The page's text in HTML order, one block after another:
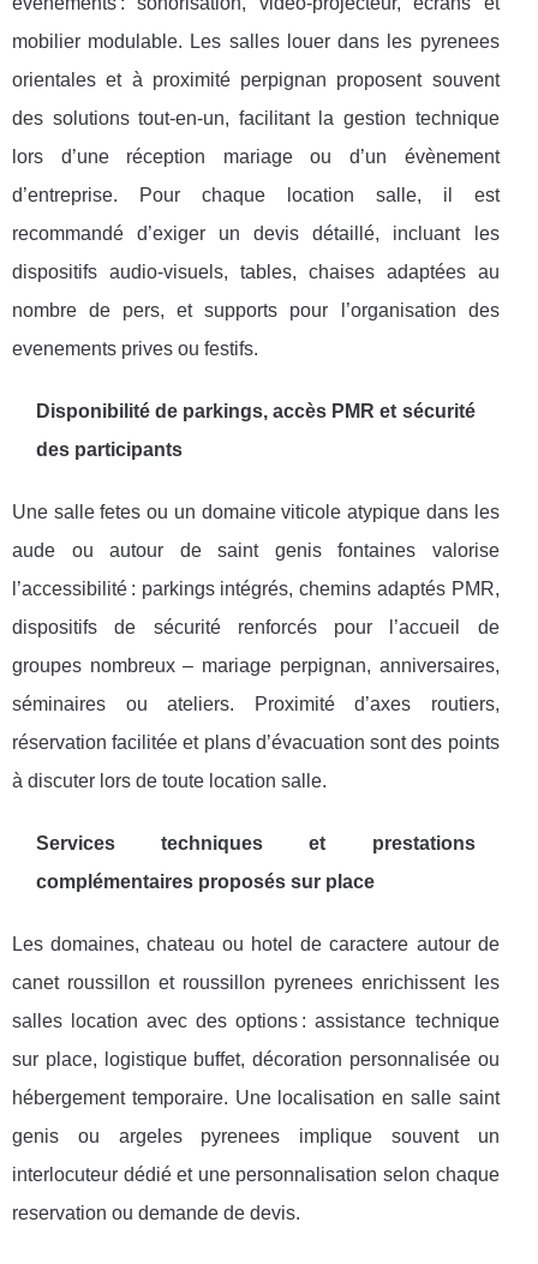
mobilier modulable. Les salles louer dans les pyrenees
orientales et à proximité perpignan proposent souvent
des solutions tout-en-un, facilitant la gestion technique
lors d’une réception mariage ou d’un évènement
d’entreprise. Pour chaque location salle, il est
recommandé d’exiger un devis détaillé, incluant les
dispositifs audio-visuels, tables, chaises adaptées au
nombre de pers, et supports pour l’organisation des
evenements prives ou festifs.
Disponibilité de parkings, accès PMR et sécurité
des participants
Une salle fetes ou un domaine viticole atypique dans les
aude ou autour de saint genis fontaines valorise
l’accessibilité : parkings intégrés, chemins adaptés PMR,
dispositifs de sécurité renforcés pour l’accueil de
groupes nombreux – mariage perpignan, anniversaires,
séminaires ou ateliers. Proximité d’axes routiers,
réservation facilitée et plans d’évacuation sont des points
à discuter lors de toute location salle.
Services techniques et prestations
complémentaires proposés sur place
Les domaines, chateau ou hotel de caractere autour de
canet roussillon et roussillon pyrenees enrichissent les
salles location avec des options : assistance technique
sur place, logistique buffet, décoration personnalisée ou
hébergement temporaire. Une localisation en salle saint
genis ou argeles pyrenees implique souvent un
interlocuteur dédié et une personnalisation selon chaque
reservation ou demande de devis.